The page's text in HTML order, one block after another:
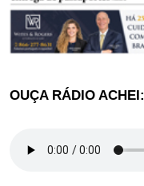
OUÇA RÁDIO ACHEI: